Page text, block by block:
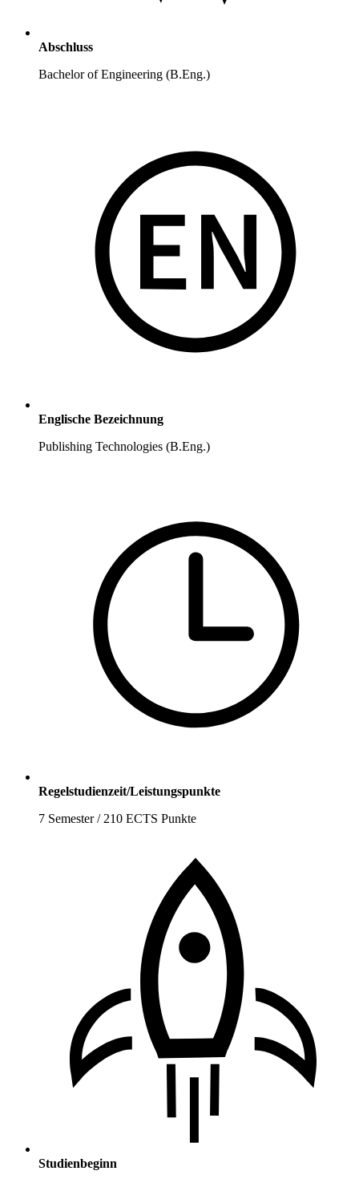
Abschluss
Bachelor of Engineering (B.Eng.)
Englische Bezeichnung
Publishing Technologies (B.Eng.)
Regelstudienzeit/Leistungspunkte
7 Semester / 210 ECTS Punkte
Studienbeginn